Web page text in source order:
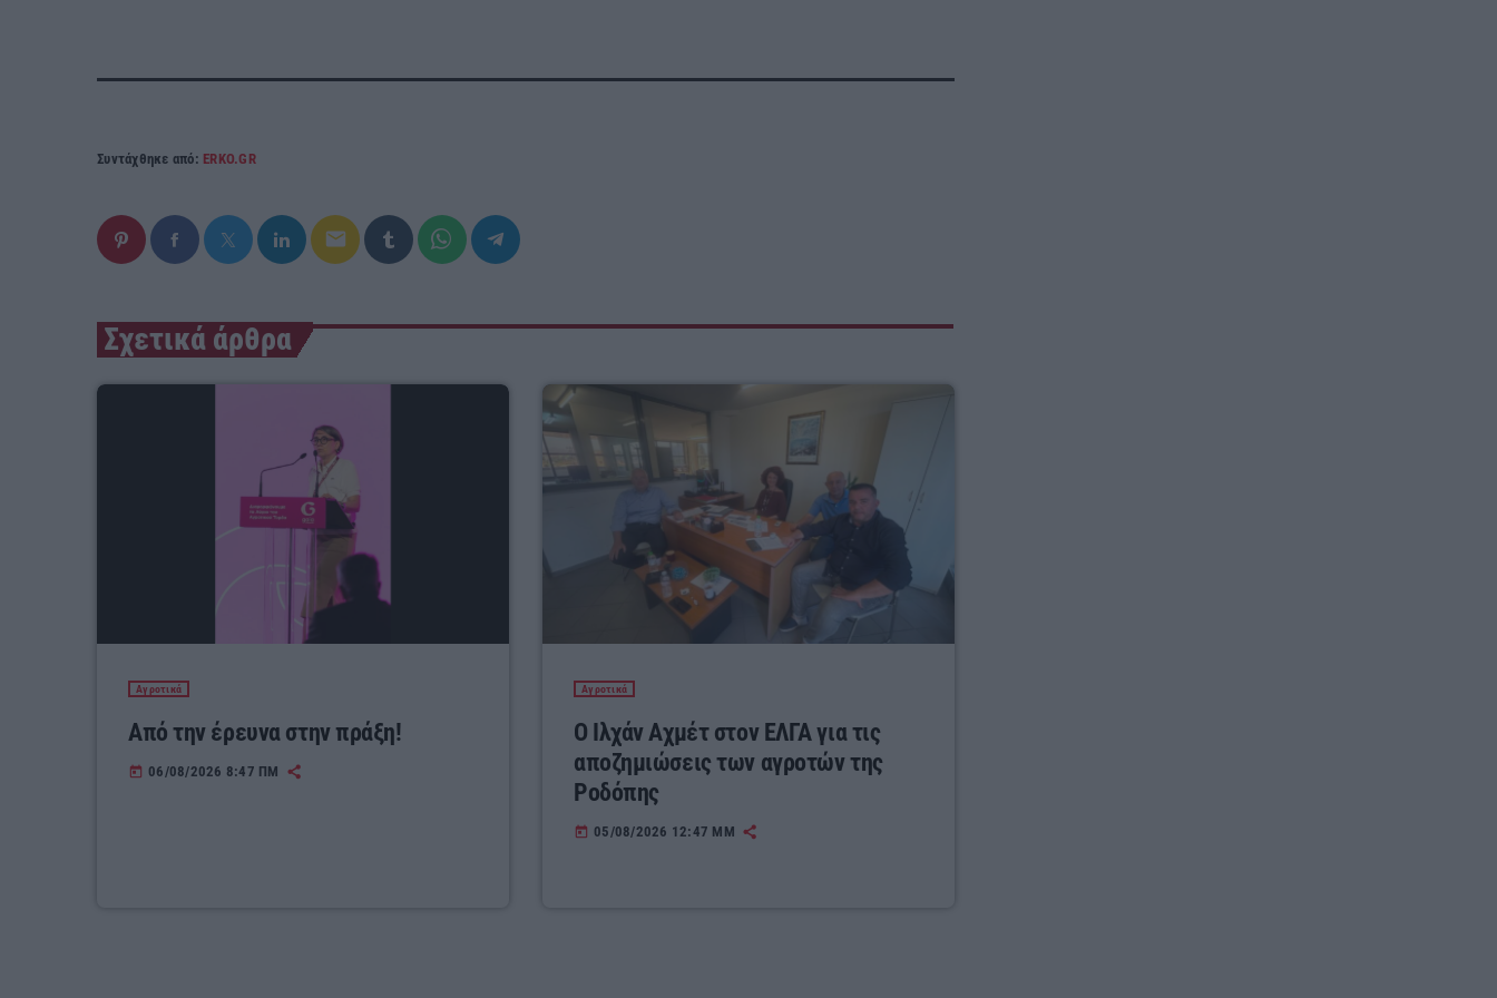
Συντάχθηκε από: ERKO.GR
email
Σχετικά άρθρα
Αγροτικά
Από την έρευνα στην πράξη!
today 06/08/2026 8:47 ΠΜ
Αγροτικά
Ο Ιλχάν Αχμέτ στον ΕΛΓΑ για τις
αποζημιώσεις των αγροτών της
Ροδόπης
today 05/08/2026 12:47 ΜΜ